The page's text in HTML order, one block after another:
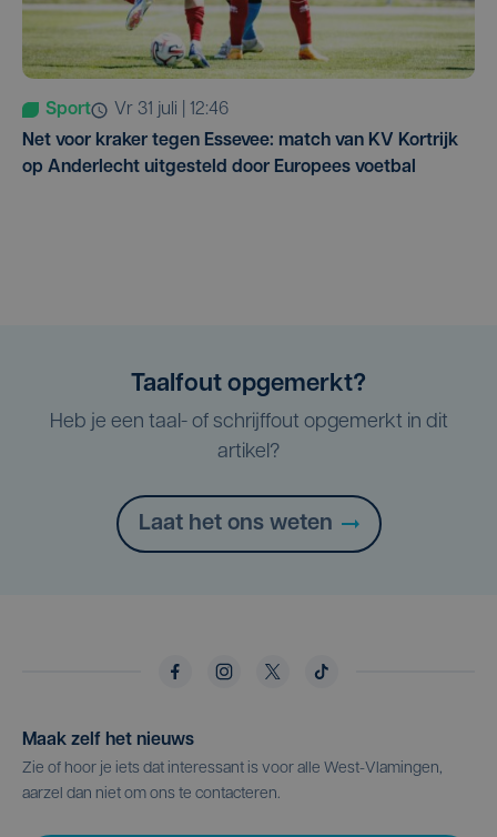
Sport
vr 31 juli | 12:46
Net voor kraker tegen Essevee: match van KV Kortrijk
op Anderlecht uitgesteld door Europees voetbal
Taalfout opgemerkt?
Heb je een taal- of schrijffout opgemerkt in dit
artikel?
Laat het ons weten
Maak zelf het nieuws
Zie of hoor je iets dat interessant is voor alle West-Vlamingen,
aarzel dan niet om ons te contacteren.